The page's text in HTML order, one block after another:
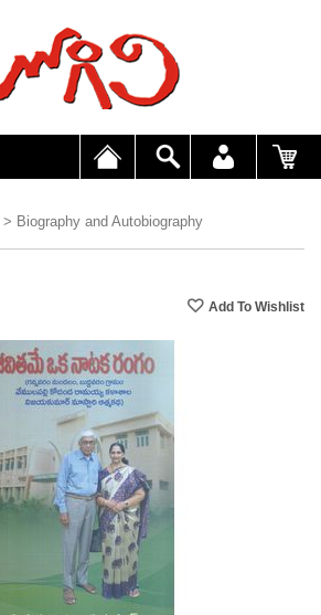
> Biography and Autobiography